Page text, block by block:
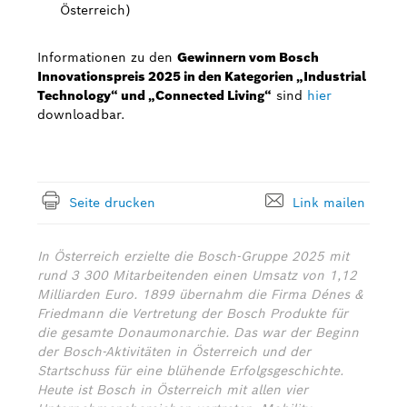
Österreich)
Informationen zu den Gewinnern vom Bosch
Innovationspreis 2025 in den Kategorien „Industrial
Technology“ und „Connected Living“ sind hier
downloadbar.
Seite drucken Link mailen
In Österreich erzielte die Bosch-Gruppe 2025 mit
rund 3 300 Mitarbeitenden einen Umsatz von 1,12
Milliarden Euro. 1899 übernahm die Firma Dénes &
Friedmann die Vertretung der Bosch Produkte für
die gesamte Donaumonarchie. Das war der Beginn
der Bosch-Aktivitäten in Österreich und der
Startschuss für eine blühende Erfolgsgeschichte.
Heute ist Bosch in Österreich mit allen vier